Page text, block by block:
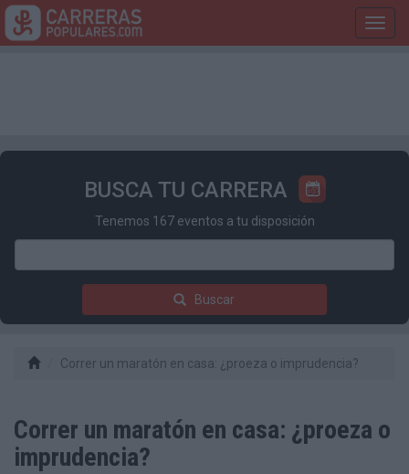
BUSCA TU CARRERA
Tenemos 167 eventos a tu disposición
Buscar
Correr un maratón en casa: ¿proeza o imprudencia?
Correr un maratón en casa: ¿proeza o
imprudencia?